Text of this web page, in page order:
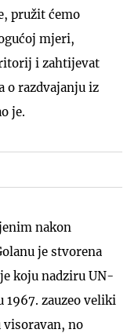
pružit ćemo
mjeri,
i zahtijevat
o razdvajanju iz
je.
nakon
je stvorena
koju nadziru UN-
1967. zauzeo veliki
visoravan, no